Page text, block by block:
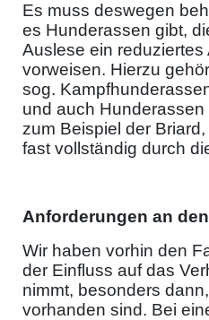
Es muss deswegen
es Hunderassen gibt,
Auslese ein
vorweisen. Hierzu
sog.
und auch Hunderassen
zum Beispiel der
fast vollständig durch
Anforderungen an
Wir haben vorhin den
der Einfluss auf das
nimmt, besonders
vorhanden sind. Bei